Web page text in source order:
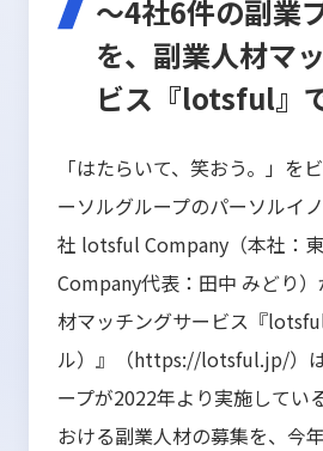
〜4社6件の副業
を、副業人材マ
ビス『lotsful』
「はたらいて、笑おう。」を
ーソルグループのパーソルイ
社 lotsful Company（本社：
Company代表：田中 みどり
材マッチングサービス『
ル）』（https://lotsful.jp/）
ープが2022年より実施してい
おける副業人材の募集を、今